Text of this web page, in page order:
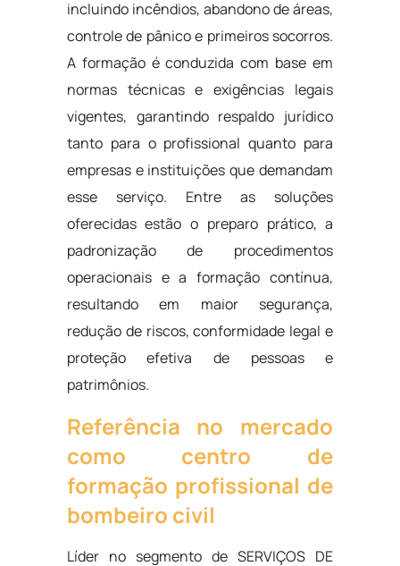
incluindo incêndios, abandono de áreas,
controle de pânico e primeiros socorros.
A formação é conduzida com base em
normas técnicas e exigências legais
vigentes, garantindo respaldo jurídico
tanto para o profissional quanto para
empresas e instituições que demandam
esse serviço. Entre as soluções
oferecidas estão o preparo prático, a
padronização de procedimentos
operacionais e a formação contínua,
resultando em maior segurança,
redução de riscos, conformidade legal e
proteção efetiva de pessoas e
patrimônios.
Referência no mercado
como centro de
formação profissional de
bombeiro civil
Líder no segmento de SERVIÇOS DE